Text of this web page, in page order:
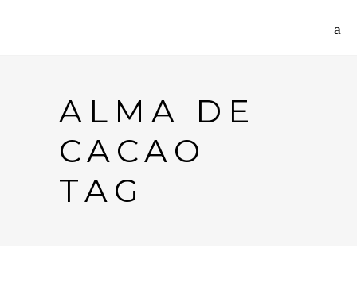
ALMA DE
CACAO
TAG